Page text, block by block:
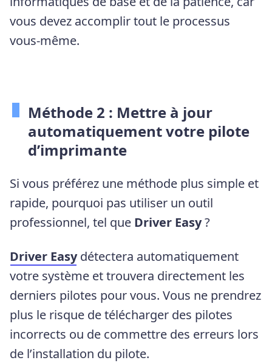
vous devez accomplir tout le processus
vous-même.
Méthode 2 : Mettre à jour
automatiquement votre pilote
d’imprimante
Si vous préférez une méthode plus simple et
rapide, pourquoi pas utiliser un outil
professionnel, tel que Driver Easy?
Driver Easydétectera automatiquement
votre système et trouvera directement les
derniers pilotes pour vous. Vous ne prendrez
plus le risque de télécharger des pilotes
incorrects ou de commettre des erreurs lors
de l’installation du pilote.